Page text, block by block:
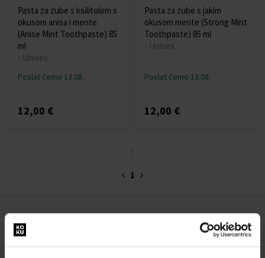
Pasta za zube s ksilitolom s
okusom anisa i mente
(Anise Mint Toothpaste) 85
ml
- Unisex
Poslat ćemo 13.08.
12,00 €
Pasta za zube s jakim
okusom mente (Strong Mint
Toothpaste) 85 ml
- Unisex
Poslat ćemo 13.08.
12,00 €
:
1
O NAMA
O nama